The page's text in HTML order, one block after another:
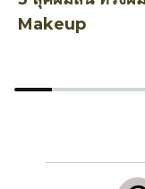
Makeup